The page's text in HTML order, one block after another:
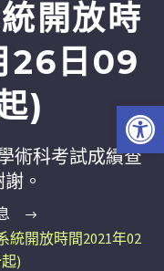
開放時
26日09
)
術科考試成績查
。
統開放時間2021年02
)